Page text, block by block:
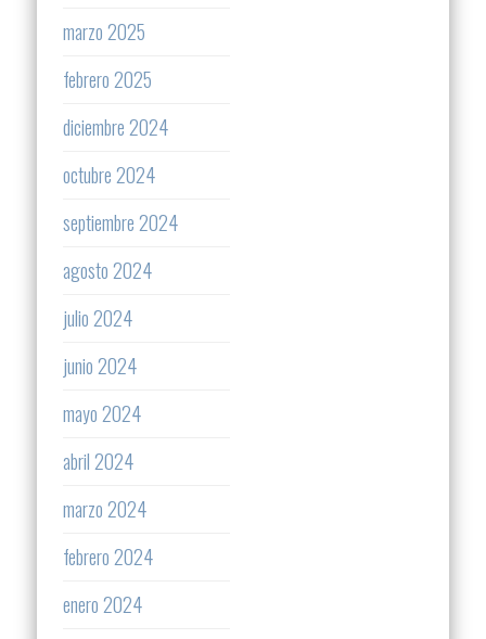
marzo 2025
febrero 2025
diciembre 2024
octubre 2024
septiembre 2024
agosto 2024
julio 2024
junio 2024
mayo 2024
abril 2024
marzo 2024
febrero 2024
enero 2024